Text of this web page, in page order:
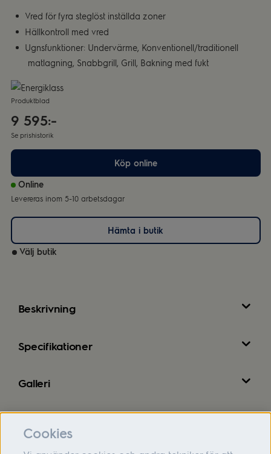
Vred för fyra steglöst inställda zoner
Hällkontroll med vred
Ugnsfunktioner: Undervärme, Konventionell/traditionell
matlagning, Snabbgrill, Grill, Bakning med fukt
Produktblad
9 595:-
Se prishistorik
Köp online
Online
Levereras inom 5-10 arbetsdagar
Hämta i butik
Välj butik
Beskrivning
Specifikationer
Galleri
Cookies